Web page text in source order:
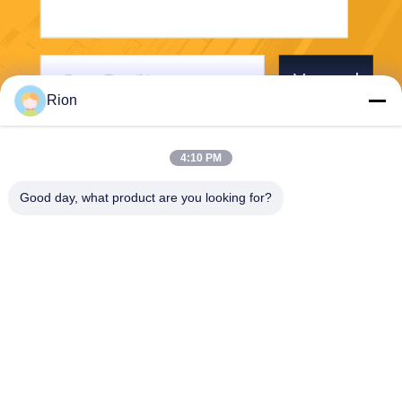
Verzend
Rion
4:10 PM
Good day, what product are you looking for?